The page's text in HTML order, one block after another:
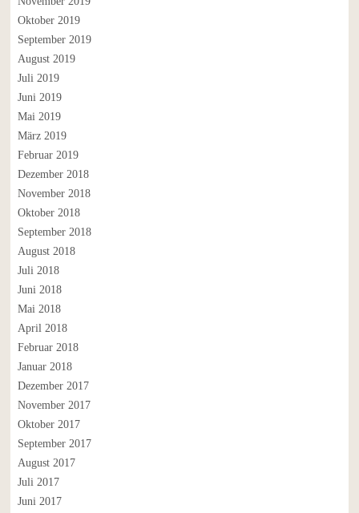
Oktober 2019
September 2019
August 2019
Juli 2019
Juni 2019
Mai 2019
März 2019
Februar 2019
Dezember 2018
November 2018
Oktober 2018
September 2018
August 2018
Juli 2018
Juni 2018
Mai 2018
April 2018
Februar 2018
Januar 2018
Dezember 2017
November 2017
Oktober 2017
September 2017
August 2017
Juli 2017
Juni 2017